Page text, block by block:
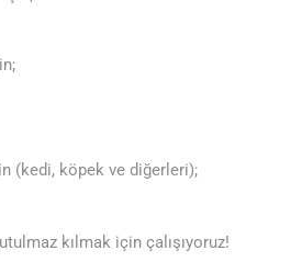
(kedi, köpek ve diğerleri);
kılmak için çalışıyoruz!